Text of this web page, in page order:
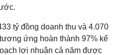
tỷ đồng doanh thu và 4.070
ứng hoàn thành 97% kế
lợi nhuận cả năm được